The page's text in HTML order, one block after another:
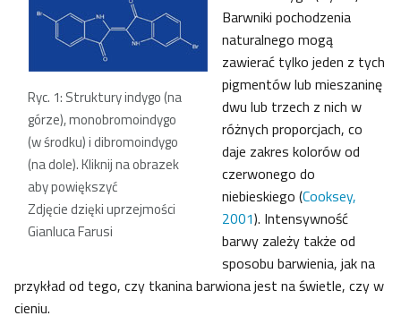
Ryc. 1: Struktury indygo (na
górze), monobromoindygo
(w środku) i dibromoindygo
(na dole). Kliknij na obrazek
aby powiększyć
Zdjęcie dzięki uprzejmości
Gianluca Farusi
Barwniki pochodzenia
naturalnego mogą
zawierać tylko jeden z tych
pigmentów lub mieszaninę
dwu lub trzech z nich w
różnych proporcjach, co
daje zakres kolorów od
czerwonego do
niebieskiego (Cooksey,
2001). Intensywność
barwy zależy także od
sposobu barwienia, jak na
przykład od tego, czy tkanina barwiona jest na świetle, czy w
cieniu.